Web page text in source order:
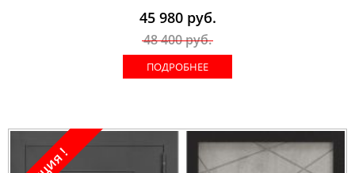
45 980руб.
48 400руб.
ПОДРОБНЕЕ